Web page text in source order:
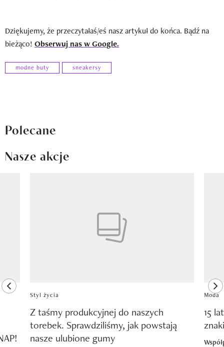
Dziękujemy, że przeczytałaś/eś nasz artykuł do końca. Bądź na
bieżąco! Obserwuj nas w Google.
modne buty sneakersy
Polecane
Nasze akcje
previous element
Styl życia
Z taśmy produkcyjnej do naszych
torebek. Sprawdziliśmy, jak powstają
nasze ulubione gumy
Moda
15